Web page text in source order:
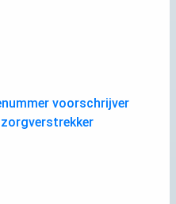
voorschrijver